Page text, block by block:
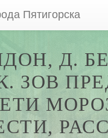
Пятигорска
Д.
ЗОВ